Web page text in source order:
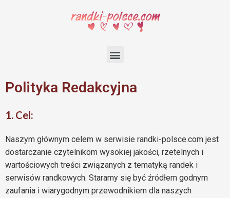
Polityka Redakcyjna
1. Cel:
Naszym głównym celem w serwisie randki-polsce.com jest
dostarczanie czytelnikom wysokiej jakości, rzetelnych i
wartościowych treści związanych z tematyką randek i
serwisów randkowych. Staramy się być źródłem godnym
zaufania i wiarygodnym przewodnikiem dla naszych